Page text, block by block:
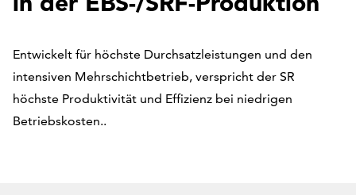
Entwickelt für höchste Durchsatzleistungen und den
intensiven Mehrschichtbetrieb, verspricht der SR
höchste Produktivität und Effizienz bei niedrigen
Betriebskosten..